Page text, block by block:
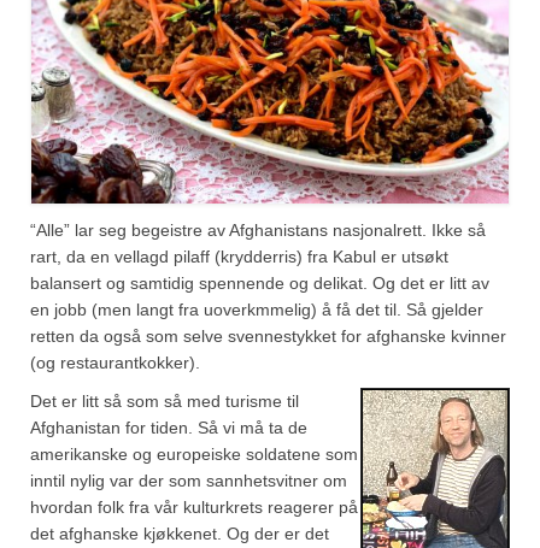
Snacks
Supper
Vegetar
Olivenolje, oppskrifter
Krydder, oppskrifter
Albóndigaskrydder
Bouquet garni
Brennesle
Cajunkrydder, mildt
Cajunkrydder, sterkt
“Alle” lar seg begeistre av Afghanistans nasjonalrett. Ikke så
rart, da en vellagd pilaff (krydderris) fra Kabul er utsøkt
balansert og samtidig spennende og delikat. Og det er litt av
en jobb (men langt fra uoverkmmelig) å få det til. Så gjelder
retten da også som selve svennestykket for afghanske kvinner
(og restaurantkokker).
Det er litt så som så med turisme til
Afghanistan for tiden. Så vi må ta de
amerikanske og europeiske soldatene som
inntil nylig var der som sannhetsvitner om
hvordan folk fra vår kulturkrets reagerer på
det afghanske kjøkkenet. Og der er det